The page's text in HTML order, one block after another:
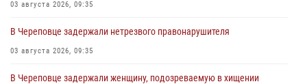
03 августа 2026, 09:35
В Череповце задержали нетрезвого правонарушителя
03 августа 2026, 09:35
В Череповце задержали женщину, подозреваемую в хищении